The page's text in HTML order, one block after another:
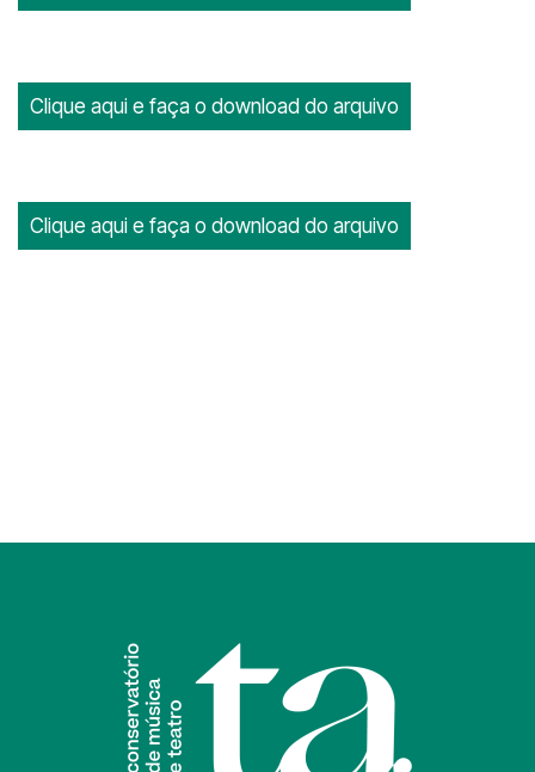
Clique aqui e faça o download do arquivo
Clique aqui e faça o download do arquivo